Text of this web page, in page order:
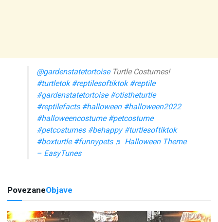
@gardenstatetortoiseTurtle Costumes!
#turtletok #reptilesoftiktok #reptile
#gardenstatetortoise #otistheturtle
#reptilefacts #halloween #halloween2022
#halloweencostume #petcostume
#petcostumes #behappy #turtlesoftiktok
#boxturtle #funnypets ♬ Halloween Theme
– EasyTunes
PovezaneObjave